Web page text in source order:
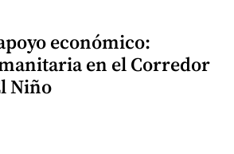
económico:
en el Corredor
Niño